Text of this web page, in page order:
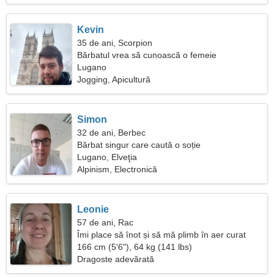
Kevin
35 de ani, Scorpion
Bărbatul vrea să cunoască o femeie
Lugano
Jogging, Apicultură
Simon
32 de ani, Berbec
Bărbat singur care caută o soție
Lugano, Elveţia
Alpinism, Electronică
Leonie
57 de ani, Rac
Îmi place să înot și să mă plimb în aer curat
166 cm (5'6"), 64 kg (141 lbs)
Dragoste adevărată